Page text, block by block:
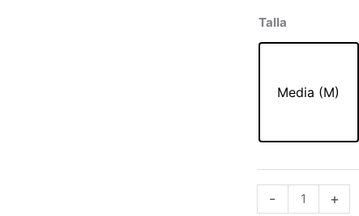
era:
Talla
Media (M)
-
TOP
DEPORTIVO
SUPPLEX
04132
cantidad
+